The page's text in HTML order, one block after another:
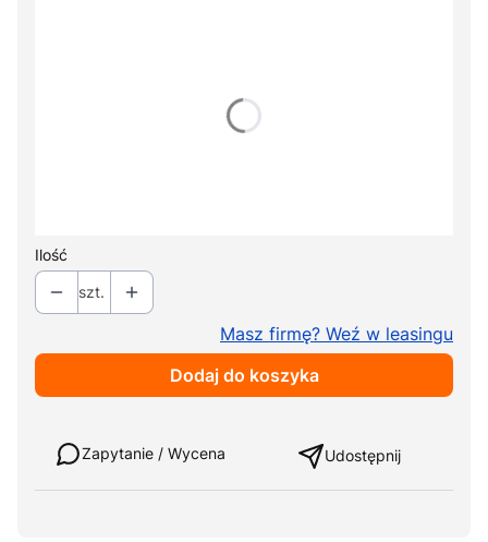
Ilość
szt.
Masz firmę? Weź w leasingu
Dodaj do koszyka
Zapytanie / Wycena Udostępnij